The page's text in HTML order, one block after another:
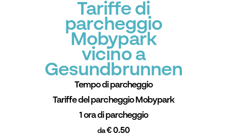
Tariffe di
parcheggio
Mobypark
vicino a
Gesundbrunnen
Tempo di parcheggio
Tariffe del parcheggio Mobypark
1 ora di parcheggio
da€ 0.50